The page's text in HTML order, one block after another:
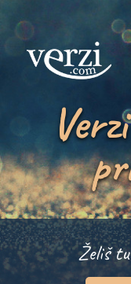
Želiš